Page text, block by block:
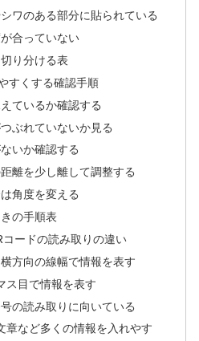
ワのある部分に貼られている
合っていない
り分ける表
すくする確認手順
ているか確認する
ぶれていないか見る
いか確認する
離を少し離して調整する
角度を変える
の手順表
ードの読み取りの違い
方向の線幅で情報を表す
ス目で情報を表す
の読み取りに向いている
章など多くの情報を入れやす